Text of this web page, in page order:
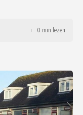
0 min lezen